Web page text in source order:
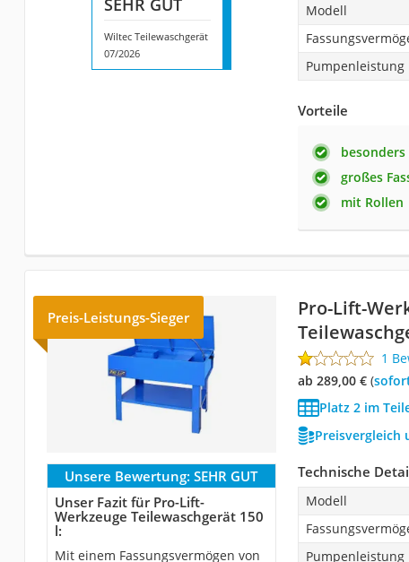
Wiltec Teilewaschgerät
07/2026
Modell
Pumpenleistung
Vorteile
großes
mit Rollen
Preis-Leistungs-Sieger
Pro-Lift-
1
ab 289,00 €(
Platz 2 im
Preisvergleich
Unsere Bewertung: SEHR GUT
Unser Fazit für Pro-Lift-
Werkzeuge Teilewaschgerät 150
l:
Mit einem Fassungsvermögen von
Technische
Modell
Pumpenleistung